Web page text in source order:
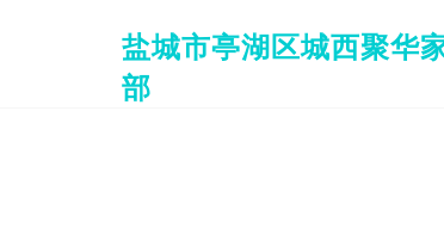
盐城市亭湖区城西聚华
部